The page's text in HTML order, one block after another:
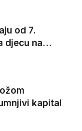
od 7.
djecu na
veće kazne
kapital